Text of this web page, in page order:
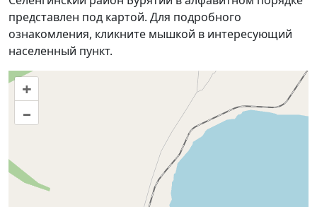
представлен под картой. Для подробного
ознакомления, кликните мышкой в интересующий
населенный пункт.
+
–